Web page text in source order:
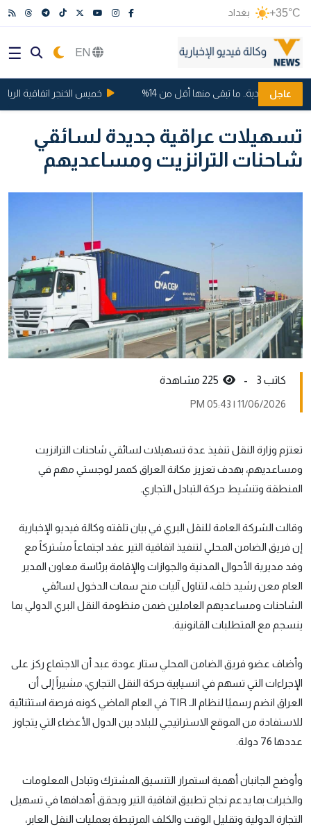
+35°C بغداد
عاجل
السعودية.. ما تبقى منها أقل من 14% خميس الخنجر اتفاقية الرياض
تسهيلات عراقية جديدة لسائقي
شاحنات الترانزيت ومساعديهم
كاتب 3 -
11/06/2026 | 05:43 PM
تعتزم وزارة النقل تنفيذ عدة تسهيلات لسائقي شاحنات الترانزيت
ومساعديهم، بهدف تعزيز مكانة العراق كممر لوجستي مهم في
المنطقة وتنشيط حركة التبادل التجاري.
وقالت الشركة العامة للنقل البري في بيان تلقته وكالة فيديو الإخبارية
إن فريق الضامن المحلي لتنفيذ اتفاقية التير عقد اجتماعاً مشتركاً مع
وفد مديرية الأحوال المدنية والجوازات والإقامة برئاسة معاون المدير
العام معن رشيد خلف، لتناول آليات منح سمات الدخول لسائقي
الشاحنات ومساعديهم العاملين ضمن منظومة النقل البري الدولي بما
ينسجم مع المتطلبات القانونية.
وأضاف عضو فريق الضامن المحلي ستار عودة عبد أن الاجتماع ركز على
الإجراءات التي تسهم في انسيابية حركة النقل التجاري، مشيراً إلى أن
العراق انضم رسميًا لنظام الـ TIR في العام الماضي كونه فرصة استثنائية
للاستفادة من الموقع الاستراتيجي للبلاد بين الدول الأعضاء التي يتجاوز
عددها 76 دولة.
وأوضح الجانبان أهمية استمرار التنسيق المشترك وتبادل المعلومات
والخبرات بما يدعم نجاح تطبيق اتفاقية التير ويحقق أهدافها في تسهيل
التجارة الدولية وتقليل الوقت والكلف المرتبطة بعمليات النقل العابر،